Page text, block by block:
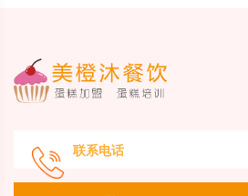
联系电话